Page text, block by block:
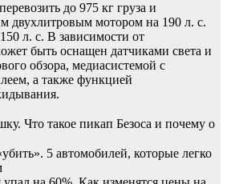
до 975 кг груза и
двухлитровым мотором на 190 л. с.
л. с. В зависимости от
быть оснащен датчиками света и
обзора, медиасистемой с
а также функцией
Что такое пикап Безоса и почему о
5 автомобилей, которые легко